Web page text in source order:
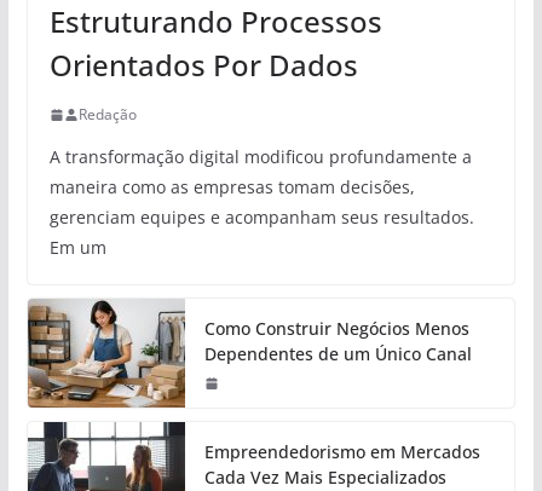
Estruturando Processos
Orientados Por Dados
Redação
A transformação digital modificou profundamente a
maneira como as empresas tomam decisões,
gerenciam equipes e acompanham seus resultados.
Em um
Como Construir Negócios Menos
Dependentes de um Único Canal
Empreendedorismo em Mercados
Cada Vez Mais Especializados